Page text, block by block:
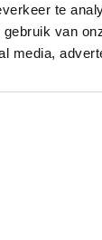
te
van
media,